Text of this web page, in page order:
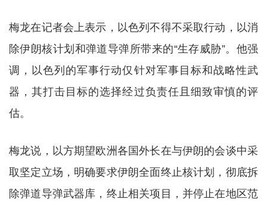
梅龙在记者会上表示，以色列不得不采取行动，以消
除伊朗核计划和弹道导弹所带来的“生存威胁”。他强
调，以色列的军事行动仅针对军事目标和战略性武
器，其打击目标的选择经过负责任且细致审慎的评
估。
梅龙说，以方期望欧洲各国外长在与伊朗的会谈中采
取坚定立场，明确要求伊朗全面终止核计划，彻底拆
除弹道导弹武器库，终止相关项目，并停止在地区范